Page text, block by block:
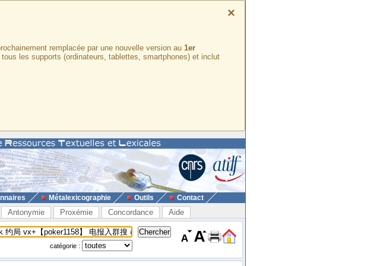
×
remplacée par une nouvelle version au 1er
les supports (ordinateurs, tablettes, smartphones) et inclut
Métalexicographie Outils Contact
Antonymie Proxémie Concordance Aide
catégorie :